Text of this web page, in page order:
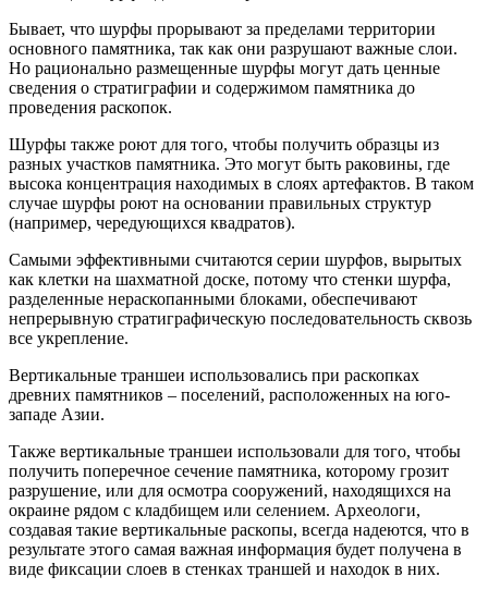
Бывает, что шурфы прорывают за пределами территории
основного памятника, так как они разрушают важные слои.
Но рационально размещенные шурфы могут дать ценные
сведения о стратиграфии и содержимом памятника до
проведения раскопок.
Шурфы также роют для того, чтобы получить образцы из
разных участков памятника. Это могут быть раковины, где
высока концентрация находимых в слоях артефактов. В таком
случае шурфы роют на основании правильных структур
(например, чередующихся квадратов).
Самыми эффективными считаются серии шурфов, вырытых
как клетки на шахматной доске, потому что стенки шурфа,
разделенные нераскопанными блоками, обеспечивают
непрерывную стратиграфическую последовательность сквозь
все укрепление.
Вертикальные траншеи использовались при раскопках
древних памятников – поселений, расположенных на юго-
западе Азии.
Также вертикальные траншеи использовали для того, чтобы
получить поперечное сечение памятника, которому грозит
разрушение, или для осмотра сооружений, находящихся на
окраине рядом с кладбищем или селением. Археологи,
создавая такие вертикальные раскопы, всегда надеются, что в
результате этого самая важная информация будет получена в
виде фиксации слоев в стенках траншей и находок в них.